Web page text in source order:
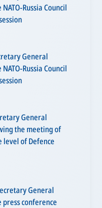
Russia Council
General
Russia Council
General
the meeting of
level of Defence
General
press conference